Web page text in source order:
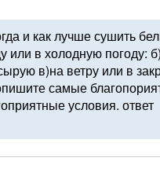
и как лучше сушить
или в холодную погоду:
в)на ветру или в
самые
условия. ответ